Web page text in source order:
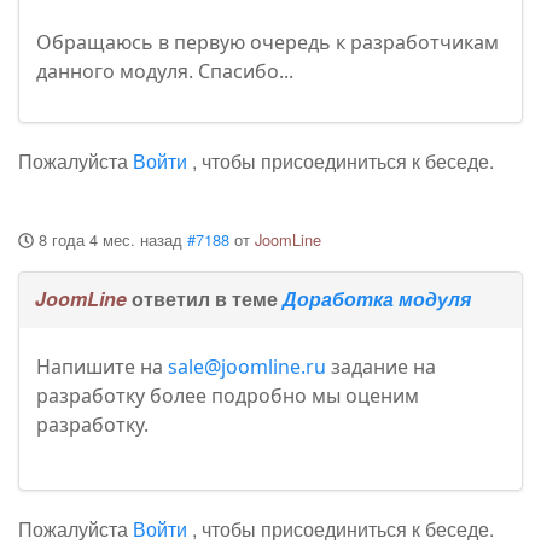
Обращаюсь в первую очередь к разработчикам
данного модуля. Спасибо...
Пожалуйста Войти , чтобы присоединиться к беседе.
8 года 4 мес. назад #7188 от JoomLine
JoomLineответил в темеДоработка модуля
Напишите на sale@joomline.ru задание на
разработку более подробно мы оценим
разработку.
Пожалуйста Войти , чтобы присоединиться к беседе.